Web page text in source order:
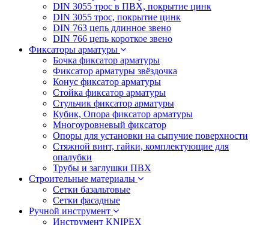
DIN 3055 трос в ПВХ, покрытие цинк
DIN 3055 трос, покрытие цинк
DIN 763 цепь длинное звено
DIN 766 цепь короткое звено
Фиксаторы арматуры
Бочка фиксатор арматуры
Фиксатор арматуры звёздочка
Конус фиксатор арматуры
Стойка фиксатор арматуры
Стульчик фиксатор арматуры
Кубик, Опора фиксатор арматуры
Многоуровневый фиксатор
Опоры для установки на сыпучие поверхности
Стяжной винт, гайки, комплектующие для
опалубки
Трубы и заглушки ПВХ
Строительные материалы
Сетки базальтовые
Сетки фасадные
Ручной инструмент
Инструмент KNIPEX